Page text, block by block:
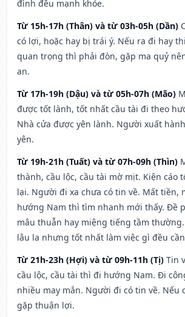
đình đều mạnh khỏe.
Từ 15h-17h (Thân) và từ 03h-05h (Dần)
có lợi, hoặc hay bị trái ý. Nếu ra đi hay
quan trọng thì phải đòn, gặp ma quỷ
an.
Từ 17h-19h (Dậu) và từ 05h-07h (Mão)
được tốt lành, tốt nhất cầu tài đi theo
Nhà cửa được yên lành. Người xuất
yên.
Từ 19h-21h (Tuất) và từ 07h-09h (Thìn)
thành, cầu lộc, cầu tài mờ mịt. Kiện cáo
lại. Người đi xa chưa có tin về. Mất tiền,
hướng Nam thì tìm nhanh mới thấy. Đề
mâu thuẫn hay miệng tiếng tầm thường.
lâu la nhưng tốt nhất làm việc gì đều
Từ 21h-23h (Hợi) và từ 09h-11h (Tị) Tin
cầu lộc, cầu tài thì đi hướng Nam. Đi
nhiều may mắn. Người đi có tin về. Nếu
gặp thuận lợi.